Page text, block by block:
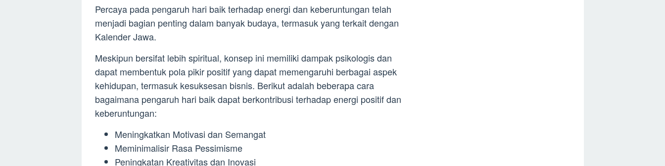
Percaya pada pengaruh hari baik terhadap energi dan keberuntungan telah
menjadi bagian penting dalam banyak budaya, termasuk yang terkait dengan
Kalender Jawa.
Meskipun bersifat lebih spiritual, konsep ini memiliki dampak psikologis dan
dapat membentuk pola pikir positif yang dapat memengaruhi berbagai aspek
kehidupan, termasuk kesuksesan bisnis. Berikut adalah beberapa cara
bagaimana pengaruh hari baik dapat berkontribusi terhadap energi positif dan
keberuntungan:
Meningkatkan Motivasi dan Semangat
Meminimalisir Rasa Pessimisme
Peningkatan Kreativitas dan Inovasi